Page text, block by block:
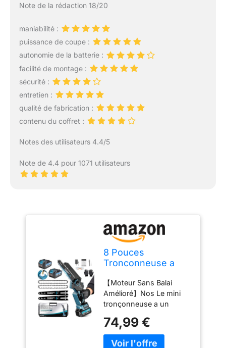
Note de la rédaction 18/20
maniabilité :
puissance de coupe :
autonomie de la batterie :
facilité de montage :
sécurité :
entretien :
qualité de fabrication :
contenu du coffret :
Notes des utilisateurs 4.4/5
Note de 4.4 pour 1071 utilisateurs
8 Pouces
Tronconneuse a
Tronçonneuse
Électrique Sans Fil
Brushless à Batterie
8000mAh, avec
Injecteur de
Lubrifiant de la
【Moteur Sans Balai
Amélioré】Nos Le mini
tronçonneuse a un
balai à l'intérieur qui leur
confèrent une puissance
maximale, des durées de
74,99 €